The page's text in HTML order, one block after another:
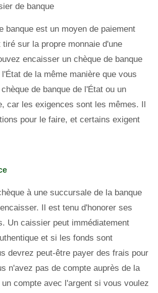
de banque
banque est un moyen de paiement
sur la propre monnaie d'une
encaisser un chèque de banque
de la même manière que vous
de banque de l'État ou un
car les exigences sont les mêmes. Il
pour le faire, et certains exigent
à une succursale de la banque
Il est tenu d'honorer ses
Un caissier peut immédiatement
et si les fonds sont
devrez peut-être payer des frais pour
n'avez pas de compte auprès de la
compte avec l'argent si vous voulez